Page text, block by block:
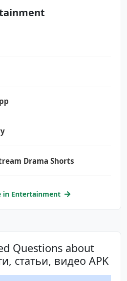
Drama Shorts
in Entertainment
Questions about
статьи, видео APK